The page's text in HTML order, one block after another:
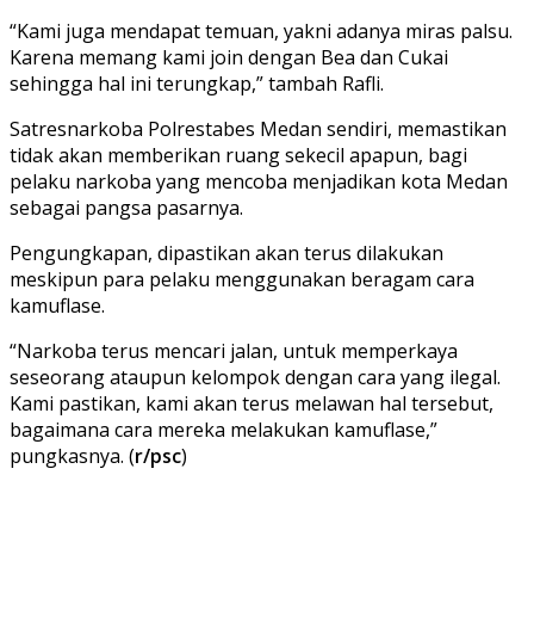
“Kami juga mendapat temuan, yakni adanya miras palsu.
Karena memang kami join dengan Bea dan Cukai
sehingga hal ini terungkap,” tambah Rafli.
Satresnarkoba Polrestabes Medan sendiri, memastikan
tidak akan memberikan ruang sekecil apapun, bagi
pelaku narkoba yang mencoba menjadikan kota Medan
sebagai pangsa pasarnya.
Pengungkapan, dipastikan akan terus dilakukan
meskipun para pelaku menggunakan beragam cara
kamuflase.
“Narkoba terus mencari jalan, untuk memperkaya
seseorang ataupun kelompok dengan cara yang ilegal.
Kami pastikan, kami akan terus melawan hal tersebut,
bagaimana cara mereka melakukan kamuflase,”
pungkasnya. (r/psc)